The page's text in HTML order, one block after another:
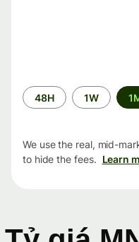
Time
period
48H 1W
We use the real, mid-
to hide the fees. Learn